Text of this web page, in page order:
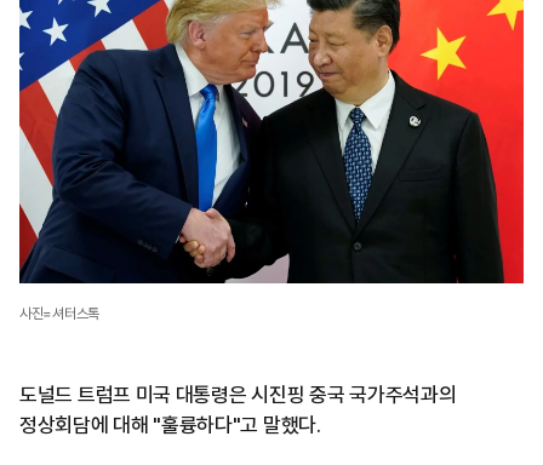
사진=셔터스톡
도널드 트럼프 미국 대통령은 시진핑 중국 국가주석과의
정상회담에 대해 "훌륭하다"고 말했다.